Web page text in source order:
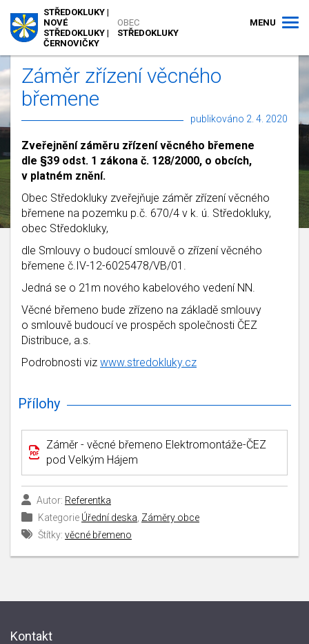
OBEC
STŘEDOKLUKY
STŘEDOKLUKY |
NOVÉ
STŘEDOKLUKY |
ČERNOVIČKY
MENU
Záměr zřízení věcného
břemene
publikováno 2. 4. 2020
Zveřejnění záměru zřízení věcného břemene
dle §39 odst. 1 zákona č. 128/2000, o obcích,
v platném znění.
Obec Středokluky zveřejňuje záměr zřízení věcného
břemene na pozemku p.č. 670/4 v k. ú. Středokluky,
obec Středokluky,
dle Smlouvy o budoucí smlouvě o zřízení věcného
břemene č.IV-12-6025478/VB/01.
Jedná se o 21m nového kabelového vedení NN.
Věcné břemeno bude zřízeno na základě smlouvy
o smlouvě budoucí ve prospěch společnosti ČEZ
Distribuce, a.s.
Podrobnosti viz www.stredokluky.cz
Přílohy
Záměr - věcné břemeno Elektromontáže-ČEZ
pod Velkým Hájem
Autor: Referentka
Kategorie Úřední deska Záměry obce
Štítky: věcné břemeno
Kontakt